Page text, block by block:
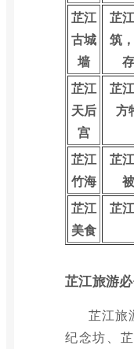
芷江
古城
墙
芷
筑
芷江
天后
宫
芷
方
芷江
竹海
芷
芷江
美食
芷
芷江旅游
芷江旅
纪念坊、